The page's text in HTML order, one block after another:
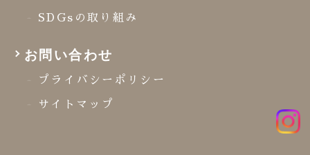
SDGsの取り組み
お問い合わせ
プライバシーポリシー
サイトマップ